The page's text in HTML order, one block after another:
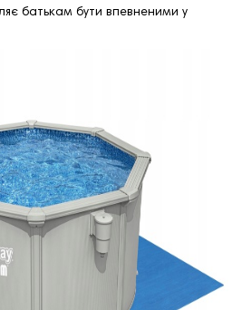
батькам бути впевненими у